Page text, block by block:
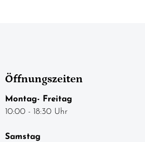
Öffnungszeiten
Montag- Freitag
10:00 - 18:30 Uhr
Samstag